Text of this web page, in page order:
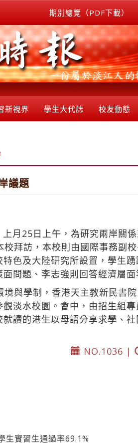
期別總覽（PDF下載）
新視界 學生大代誌 校友動態
議題
上月25日上午，為研究兩岸關
拜訪，本校則由國際事務副
色及大陸研究所設置，學生
問題、李志強則回答經濟層面
與學制，香港天主教新民書
淡水校園。會中，由招生組
讀的港生以母語分享求學、
NO.1036 |
生實習生通過率69.1%